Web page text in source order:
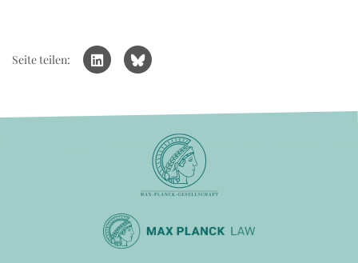
Seite teilen: